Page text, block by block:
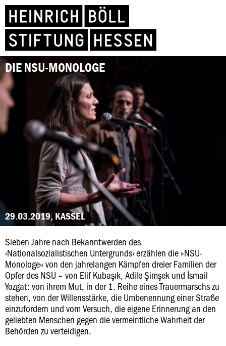
DIE NSU-MONOLOGE
29.03.2019, KASSEL
Sieben Jahre nach Bekanntwerden des
›Nationalsozialistischen Untergrunds‹ erzählen die »NSU-
Monologe« von den jahrelangen Kämpfen dreier Familien der
Opfer des NSU – von Elif Kubaşık, Adile Şimşek und İsmail
Yozgat: von ihrem Mut, in der 1. Reihe eines Trauermarschs zu
stehen, von der Willensstärke, die Umbenennung einer Straße
einzufordern und vom Versuch, die eigene Erinnerung an den
geliebten Menschen gegen die vermeintliche Wahrheit der
Behörden zu verteidigen.